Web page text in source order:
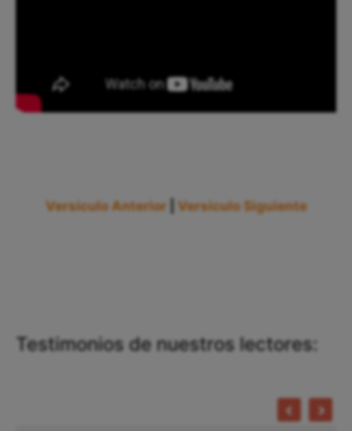
Versículo Anterior Versículo Siguiente
Testimonios de nuestros lectores: